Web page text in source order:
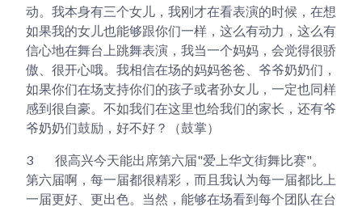
动。我本身有三个女儿，我刚才在看表演的时候，在想
如果我的女儿也能够跟你们一样，这么有动力，这么有
信心地在舞台上跳舞表演，我当一个妈妈，会觉得很骄
傲、很开心哦。我相信在场的妈妈爸爸、爷爷奶奶们，
如果你们在场支持你们的孩子或者孙女儿，一定也同样
感到很自豪。不如我们在这里也给我们的家长，还有爷
爷奶奶们鼓励，好不好？（鼓掌）
3
很高兴今天能出席第六届"爱上华文街舞比赛"。
第六届啊，每一届都很精彩，而且我认为每一届都比上
一届更好、更出色。当然，能够在场看到每个团队在台